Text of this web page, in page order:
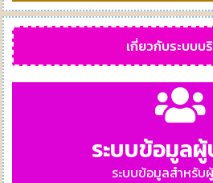
เกี่ยวกับระบบบ
ระบบข้อมูล
ระบบข้อมูลสำหรับ